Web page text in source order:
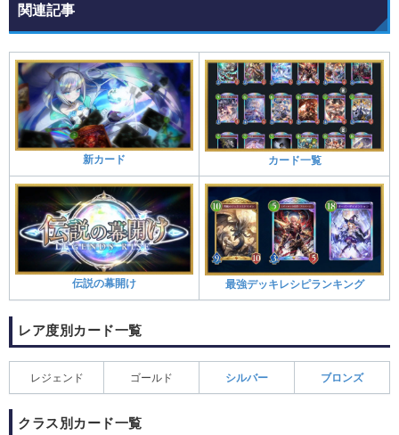
関連記事
新カード カード一覧
伝説の幕開け 最強デッキレシピランキング
レア度別カード一覧
レジェンド ゴールド シルバー ブロンズ
クラス別カード一覧